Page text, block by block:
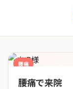
患者様の口
腰痛
腰痛で来院